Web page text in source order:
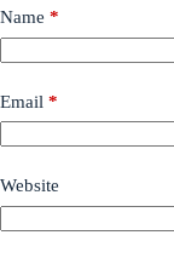
Name *
Email *
Website